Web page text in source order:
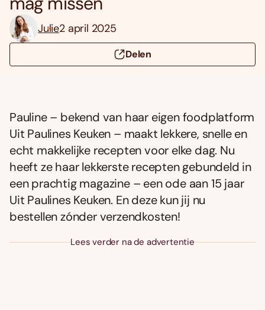
Julie2 april 2025
Delen
Pauline – bekend van haar eigen foodplatform
Uit Paulines Keuken – maakt lekkere, snelle en
echt makkelijke recepten voor elke dag. Nu
heeft ze haar lekkerste recepten gebundeld in
een prachtig magazine – een ode aan 15 jaar
Uit Paulines Keuken. En deze kun jij nu
bestellen zónder verzendkosten!
Lees verder na de advertentie